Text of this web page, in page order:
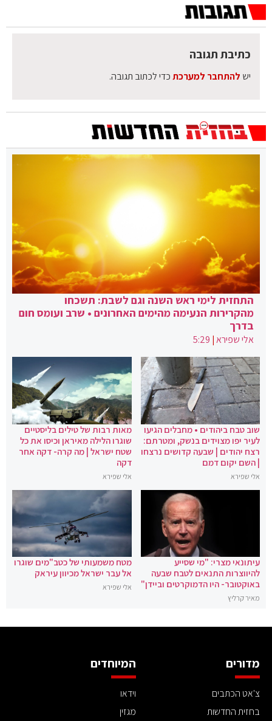
כתיבת תגובה
יש להתחבר למערכתכדי לכתוב תגובה.
התחזית לימי ראש השנה וגם לשבת: תשכחו
מהקרירות הנעימה מהימים האחרונים • שרב ועומס חום
בדרך
אלי שפירא|
5:29
שוב טבח ביהודים • מחבלים הגיעו
לעיר יפו מצוידים בנשק, ומטרתם:
רצח יהודים | שבעה קדושים נרצחו
| השם יקום דמם
אלי שפירא
מאות רבות של טילים בליסטיים
שוגרו הלילה מאיראן וכיסו את כל
שטח ישראל | מה קרה- דקה אחר
דקה
אלי שפירא
עיתונאי מצרי: "מי שסייע
להיווצרות התנאים לטבח שבעה
באוקטובר- היו הדמוקרטים וביידן"
מאיר קרליץ
מטח משמעותי של כטב"מים שוגרו
אל עבר ישראל מכיוון עיראק
אלי שפירא
מדורים
צ'אט הכתבים
בחזית החדשות
המיוחדים
וידאו
מגזין